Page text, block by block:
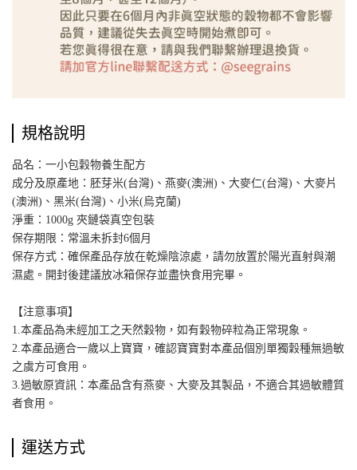
規格說明
品名：一小包穀物養生配方
成分及原產地：胚芽米(台灣)、燕麥(澳洲)、大麥仁(台灣)、大麥片
(澳洲)、黑米(台灣)、小米(烏克蘭)
淨重：1000g 夾鏈袋真空包裝
保存期限：常溫未拆封6個月
保存方式：確保產品存放在乾燥陰涼處，請勿放置於陽光直射與潮
濕處。開封後建議放冰箱保存並盡快食用完畢。
【注意事項】
1.本產品為未經加工之天然穀物，如有穀物碎粒為正常現象。
2.本產品適合一歲以上寶寶，確認寶寶對本產品個別單獨穀種無過敏
之虞方可食用。
3.過敏原資訊：本產品含有燕麥、大麥及其製品，不適合其過敏體質
者食用。
運送方式